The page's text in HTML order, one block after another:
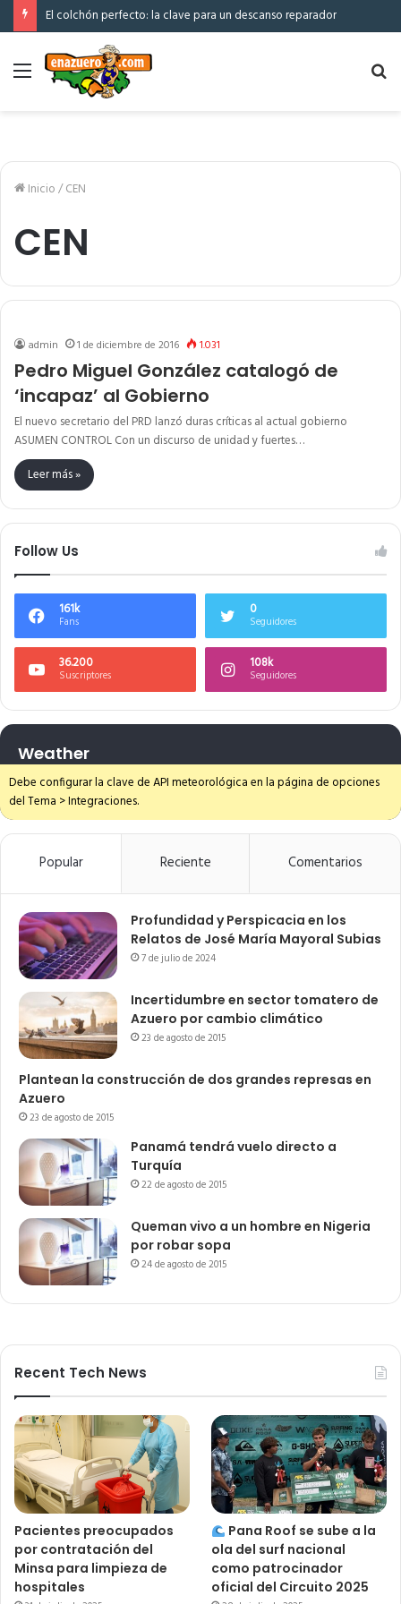
El colchón perfecto: la clave para un descanso reparador
Menú
Inicio/CEN
CEN
admin 1 de diciembre de 2016 1.031
Pedro Miguel González catalogó de
‘incapaz’ al Gobierno
El nuevo secretario del PRD lanzó duras críticas al actual gobierno
ASUMEN CONTROL Con un discurso de unidad y fuertes…
Leer más »
Follow Us
161k
Fans
0
Seguidores
36.200
Suscriptores
108k
Seguidores
Weather
Debe configurar la clave de API meteorológica en la página de opciones
del Tema > Integraciones.
Popular Reciente Comentarios
Profundidad y Perspicacia en los
Relatos de José María Mayoral Subias
7 de julio de 2024
Incertidumbre en sector tomatero de
Azuero por cambio climático
23 de agosto de 2015
Plantean la construcción de dos grandes represas en
Azuero
23 de agosto de 2015
Panamá tendrá vuelo directo a
Turquía
22 de agosto de 2015
Queman vivo a un hombre en Nigeria
por robar sopa
24 de agosto de 2015
Recent Tech News
Pacientes preocupados
por contratación del
Minsa para limpieza de
hospitales
Pana Roof se sube a la
ola del surf nacional
como patrocinador
oficial del Circuito 2025